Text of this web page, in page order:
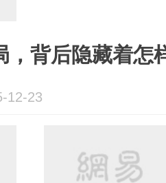
，背后隐藏着怎
12-23